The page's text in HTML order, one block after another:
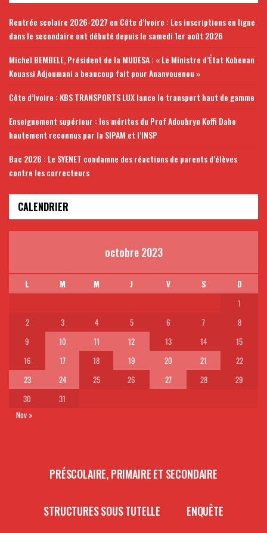
Rentrée scolaire 2026-2027 en Côte d’Ivoire : Les inscriptions en ligne
dans le secondaire ont débuté depuis le samedi 1er août 2026
Michel BEMBELE, Président de la MUDESA : « Le Ministre d’État Kobenan
Kouassi Adjoumani a beaucoup fait pour Ananvouenou »
Côte d’Ivoire : KBS TRANSPORTS LUX lance le transport haut de gamme
Enseignement supérieur : les mérites du Prof Adoubryn Koffi Daho
hautement reconnus par la SIPAM et l’INSP
Bac 2026 : Le SYENET condamne des réactions de parents d’élèves
contre les correcteurs
CALENDRIER
octobre 2023
L M M J V S
D
1
2
3 4 5 6 7
8
9
10 11 12 13 14
15
16
17 18 19 20 21
22
23
24 25 26 27 28
29
30
31
Nov »
PRÉSCOLAIRE, PRIMAIRE ET SECONDAIRE
STRUCTURES SOUS TUTELLE ENQUÊTE